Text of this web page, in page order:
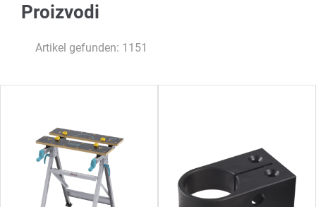
Proizvodi
Artikel gefunden: 1151